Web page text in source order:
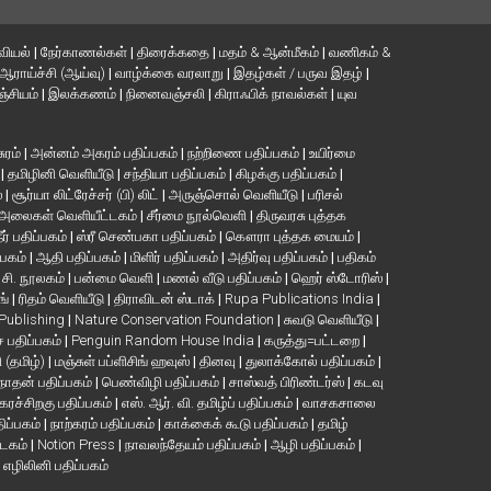
| நேர்காணல்கள் | திரைக்கதை | மதம் & ஆன்மீகம் | வணிகம் &
ஆராய்ச்சி (ஆய்வு) | வாழ்க்கை வரலாறு | இதழ்கள் / பருவ இதழ் |
| இலக்கணம் | நினைவஞ்சலி | கிராஃபிக் நாவல்கள் | யுவ
| அன்னம் அகரம் பதிப்பகம் | நற்றிணை பதிப்பகம் | உயிர்மை
| தமிழினி வெளியீடு | சந்தியா பதிப்பகம் | கிழக்கு பதிப்பகம் |
| சூர்யா லிட்ரேச்சர் (பி) லிட் | அருஞ்சொல் வெளியீடு | பரிசல்
வெளியீட்டகம்| சீர்மை நூல்வெளி | திருவரசு புத்தக
பதிப்பகம் | ஸ்ரீ செண்பகா பதிப்பகம் | கௌரா புத்தக மையம் |
| ஆதி பதிப்பகம் | மிளிர் பதிப்பகம் | அதிர்வு பதிப்பகம் | பதிகம்
நூலகம்| பன்மை வெளி | மணல் வீடு பதிப்பகம் | ஹெர் ஸ்டோரிஸ் |
| ரிதம் வெளியீடு | திராவிடன் ஸ்டாக் | Rupa Publications India |
| Nature Conservation Foundation | சுவடு வெளியீடு |
| Penguin Random House India | கருத்து=பட்டறை |
(தமிழ்) | மஞ்சுள் பப்ளிசிங் ஹவுஸ் | தினவு | துலாக்கோல் பதிப்பகம் |
பதிப்பகம்| பெண்விழி பதிப்பகம் | சாஸ்வத் பிரிண்டர்ஸ் | கடவு
பதிப்பகம்| எஸ். ஆர். வி. தமிழ்ப் பதிப்பகம் | வாசகசாலை
| நாற்கரம் பதிப்பகம் | காக்கைக் கூடு பதிப்பகம் | தமிழ்
| Notion Press | நாவலந்தேயம் பதிப்பகம் | ஆழி பதிப்பகம் |
எழிலினி பதிப்பகம்